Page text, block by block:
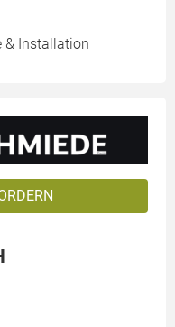
& Installation